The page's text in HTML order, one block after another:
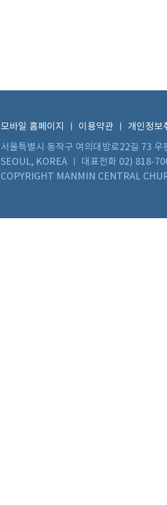
모바일 홈페이지 이용약관
개인정보
서울특별시 동작구 여의대방로22길 73
SEOUL, KOREA ㅣ 대표전화 02) 818-
COPYRIGHT MANMIN CENTRAL